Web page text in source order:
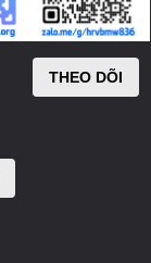
THEO DÕI